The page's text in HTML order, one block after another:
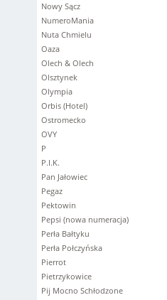
Nowy Sącz
NumeroMania
Nuta Chmielu
Oaza
Olech & Olech
Olsztynek
Olympia
Orbis (Hotel)
Ostromecko
OVY
P
P.I.K.
Pan Jałowiec
Pegaz
Pektowin
Pepsi (nowa numeracja)
Perła Bałtyku
Perła Połczyńska
Pierrot
Pietrzykowice
Pij Mocno Schłodzone